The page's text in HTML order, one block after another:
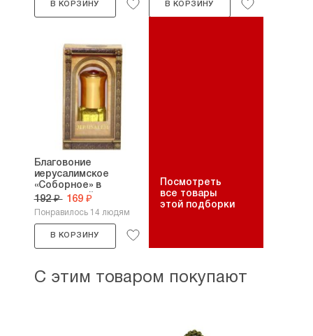
В КОРЗИНУ В КОРЗИНУ
Благовоние
иерусалимское
«Соборное» в
подарочной...
192 ₽ 169 ₽
Понравилось 14 людям
В КОРЗИНУ
Посмотреть
все товары
этой подборки
С этим товаром покупают